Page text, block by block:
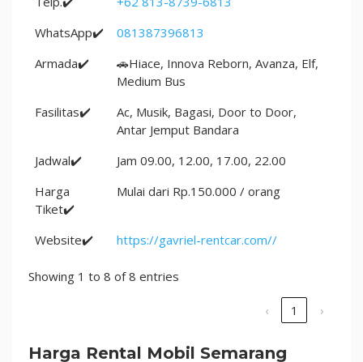
WhatsApp✔️
081387396813
Armada✔️
🚗Hiace, Innova Reborn, Avanza, Elf,
Medium Bus
Fasilitas✔️
Ac, Musik, Bagasi, Door to Door,
Antar Jemput Bandara
Jadwal✔️
Jam 09.00, 12.00, 17.00, 22.00
Harga
Tiket✔️
Mulai dari Rp.150.000 / orang
Website✔️ https://gavriel-rentcar.com//
Showing 1 to 8 of 8 entries
‹ 1 ›
Harga Rental Mobil Semarang